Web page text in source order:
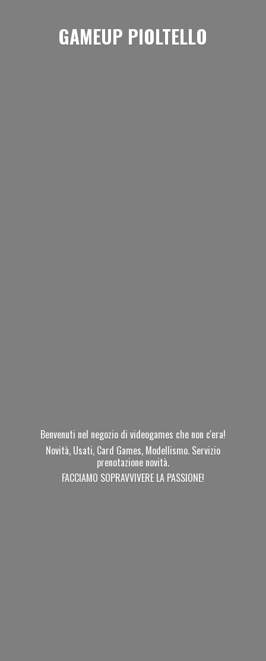
GAMEUP PIOLTELLO
Benvenuti nel negozio di videogames che non c'era!
Novità, Usati, Card Games, Modellismo. Servizio
prenotazione novità.
FACCIAMO SOPRAVVIVERE LA PASSIONE!